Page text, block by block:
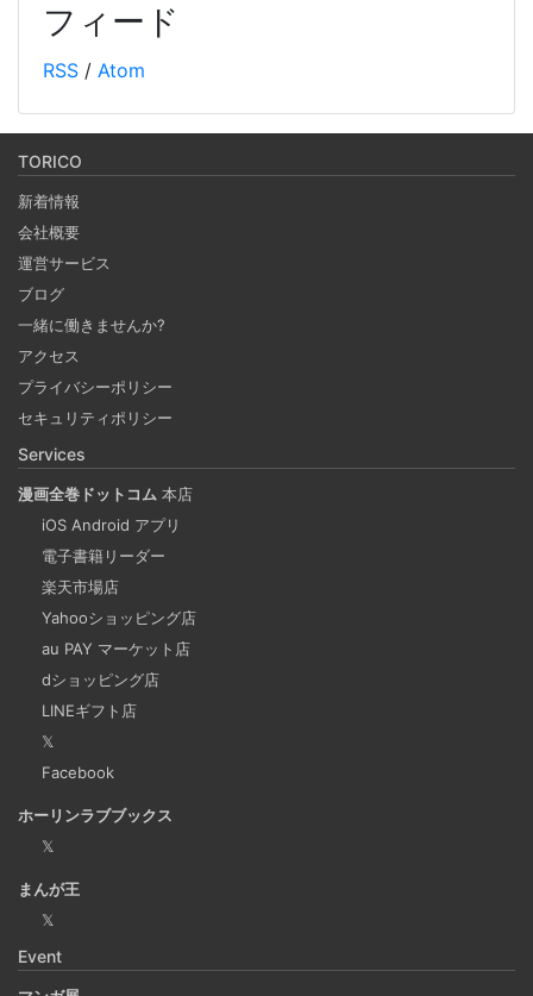
RAG するチュートリアル
2024-10-12
オープンソースのベクトルデータベースである Weaviate を
会カリキュラム） 自分の PC 上で RAG のシステムを構築し
ます。
Notionを本の管理に使ってみる
ブラウザがあればどこでもつかえるNotion。 テンプレート
で何でもできるNotionで購入した本、これから発売する本
の管理をしてみる。 Notion APIを使えば自作アプリとの連
携も可能に！？
重複コンテンツは味方ではない
2024-09-25
検索エンジンの上位にサイト情報が表示されるということ
は多くの人に見てもらえる最高の宣伝です。SEO評価を下
げてしまう重複コンテンツを軽減することも重要な課題の
一つだといえます。
Microsoftの法人向けプランを導入した
2025年上半期は個人アカウントからMicrosoft法人アカウン
トの個人アカウントに切り替えました。
ボードみたいなのを作るチュートリアル
2024-09-17
フィード
RSS / Atom
TORICO
新着情報
会社概要
運営サービス
ブログ
一緒に働きませんか?
アクセス
プライバシーポリシー
セキュリティポリシー
Services
漫画全巻ドットコム 本店
iOS Android アプリ
電子書籍リーダー
楽天市場店
Yahooショッピング店
au PAY マーケット店
dショッピング店
LINEギフト店
𝕏
Facebook
ホーリンラブブックス
𝕏
まんが王
𝕏
Event